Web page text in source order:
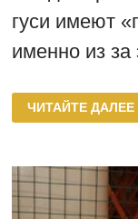
гуси имеют
именно из за
ВЛАДИМИРСКИЕ
ГЛИНИСТЫЕ
ГУСИ
ЧИТАЙТЕ ДАЛЕЕ